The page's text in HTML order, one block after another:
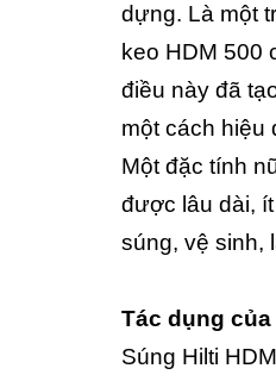
dựng. Là một
keo HDM 500
điều này đã
một cách hiệu
Một đặc tính
được lâu dài,
súng, vệ sinh,
Tác dụng của
Súng Hilti